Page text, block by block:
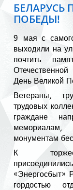
БЕЛАРУСЬ
ПОБЕДЫ!
9 мая с
выходили на
почтить
День Великой
Ветераны,
трудовых
граждане
монументам
К
«Энергосбыт»
гордостью